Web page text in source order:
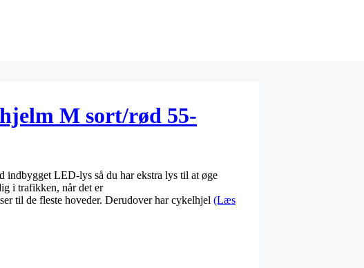
M sort/rød 55-
indbygget LED-lys så du har ekstra lys til at øge
i trafikken, når det er
til de fleste hoveder. Derudover har cykelhjel (Læs